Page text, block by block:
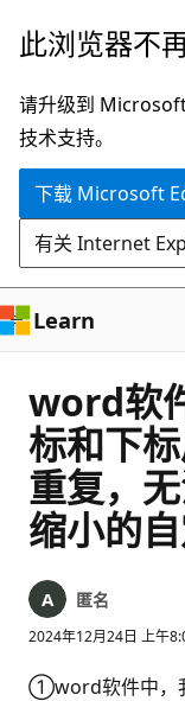
跳
主
要
内
此浏览器不
请升级到
技术支持。
下载 Microsoft
有关 Internet
Learn
word软
标和下
重复，
缩小的
匿名
2024年12月24日 上午
①word软件中，